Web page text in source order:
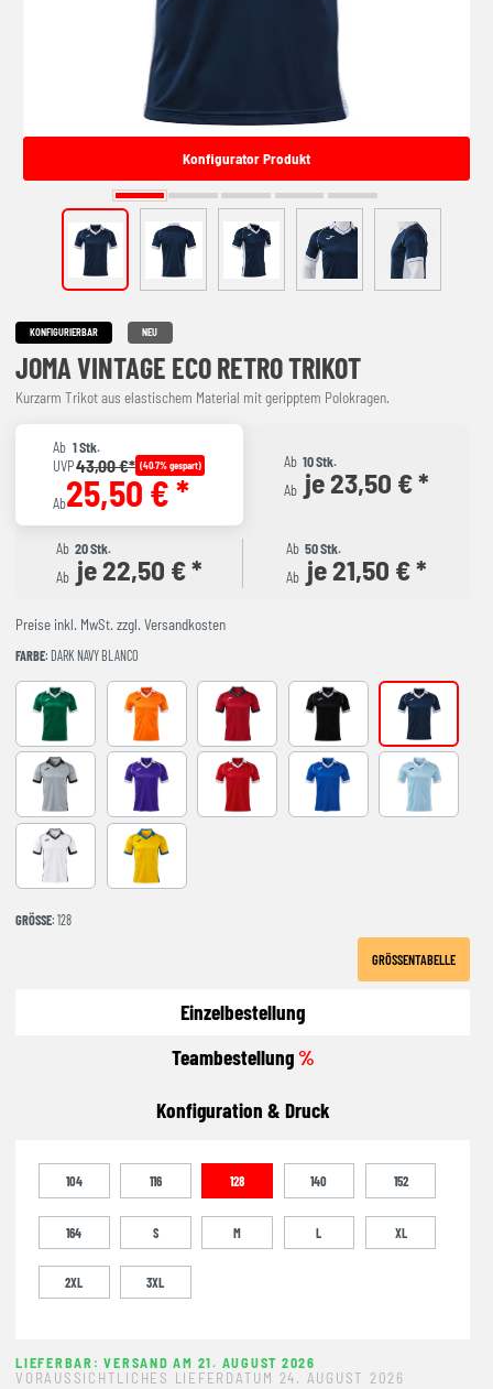
Konfigurator Produkt
KONFIGURIERBAR NEU
JOMA VINTAGE ECO RETRO TRIKOT
Kurzarm Trikot aus elastischem Material mit geripptem Polokragen.
Ab 1 Stk.
UVP43,00 €* (40.7% gespart)
Ab25,50 € *
Ab 10 Stk.
Ab je 23,50 € *
Ab 20 Stk.
Ab je 22,50 € *
Ab 50 Stk.
Ab je 21,50 € *
Preise inkl. MwSt. zzgl. Versandkosten
FARBE: DARK NAVY BLANCO
GREEN-WHITE ORANGE-WHITE RED-NAVY BLACK-GREY DARK NAVY
GREY-BLACK VIOLETA-BLANCO RED-WHITE ROYAL-WHITE
WHITE-BLACK YELLOW-ROYAL
GRÖSSE : 128
GRÖSSENTABELLE
Einzelbestellung
Teambestellung%
Konfiguration & Druck
104 116 128 140 152
164 S M L XL
2XL 3XL
LIEFERBAR: VERSAND AM 21. AUGUST 2026
VORAUSSICHTLICHES LIEFERDATUM 24. AUGUST 2026